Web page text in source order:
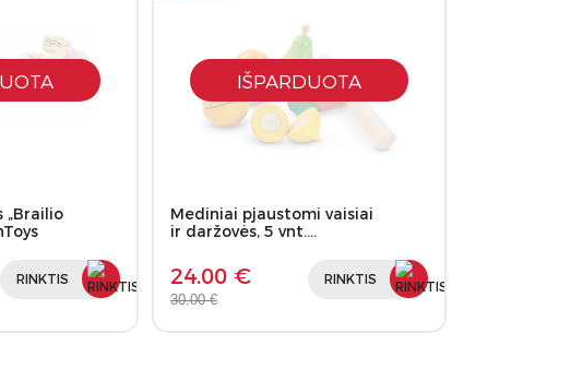
„Brailio
RINKTIS
IŠPARDUOTA
Mediniai pjaustomi vaisiai
ir daržovės, 5 vnt.…
24.00 €
30.00 €
RINKTIS